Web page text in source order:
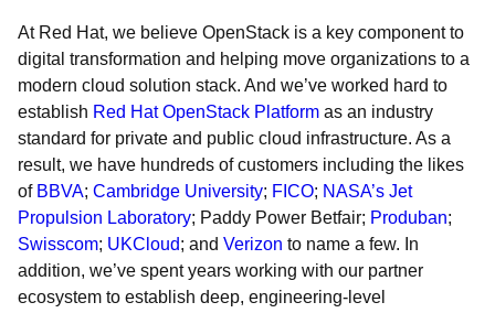
At Red Hat, we believe OpenStack is a key component to
digital transformation and helping move organizations to a
modern cloud solution stack. And we’ve worked hard to
establish Red Hat OpenStack Platform as an industry
standard for private and public cloud infrastructure. As a
result, we have hundreds of customers including the likes
of BBVA; Cambridge University; FICO; NASA’s Jet
Propulsion Laboratory; Paddy Power Betfair; Produban;
Swisscom; UKCloud; and Verizon to name a few. In
addition, we’ve spent years working with our partner
ecosystem to establish deep, engineering-level